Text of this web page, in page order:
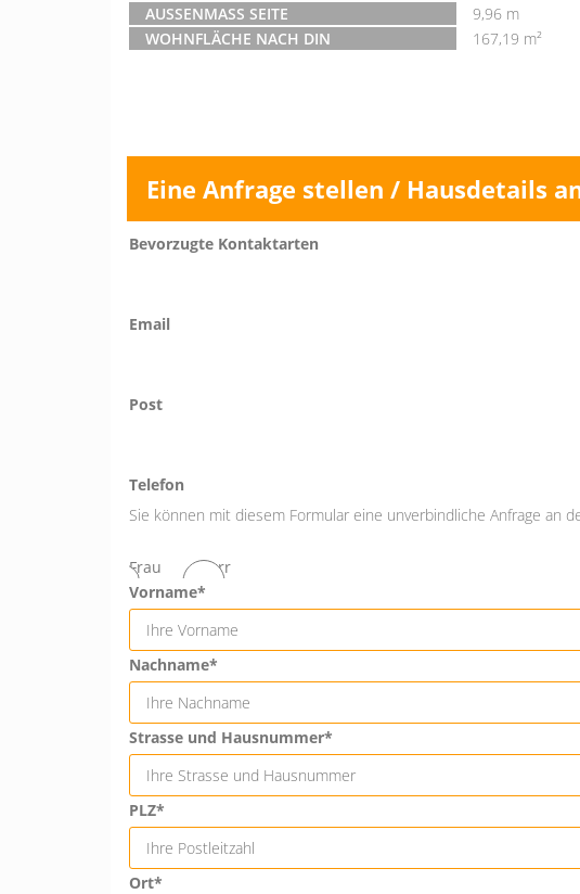
AUSSENMASS SEITE
9,96 m
WOHNFLÄCHE NACH DIN
167,19 m²
Eine Anfrage stellen / Hausdetails
Bevorzugte Kontaktarten
Email
Post
Telefon
Sie können mit diesem Formular eine unverbindliche Anfrage an
Frau
Herr
Vorname*
Nachname*
Strasse und Hausnummer*
PLZ*
Ort*